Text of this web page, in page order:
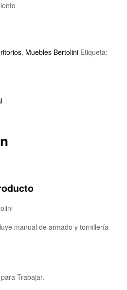
, Muebles Bertolini Etiqueta:
manual de armado y tornillería
Trabajar.